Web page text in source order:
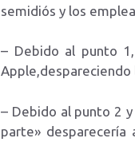
semidiós y los
– Debido al punto
– Debido al punto 2
parte»